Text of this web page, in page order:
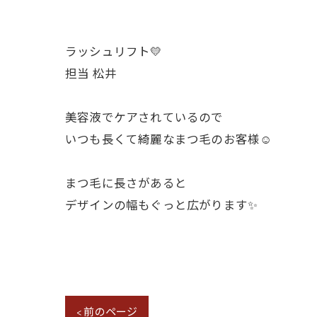
ラッシュリフト💛
担当 松井
美容液でケアされているので
いつも長くて綺麗なまつ毛のお客様☺️
まつ毛に長さがあると
デザインの幅もぐっと広がります✨️
< 前のページ